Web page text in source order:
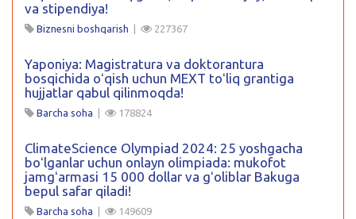
va stipendiya!
Biznesni boshqarish 227367
Yaponiya: Magistratura va doktorantura
bosqichida oʻqish uchun MEXT toʻliq grantiga
hujjatlar qabul qilinmoqda!
Barcha soha 178824
ClimateScience Olympiad 2024: 25 yoshgacha
boʻlganlar uchun onlayn olimpiada: mukofot
jamgʻarmasi 15 000 dollar va gʻoliblar Bakuga
bepul safar qiladi!
Barcha soha 149609